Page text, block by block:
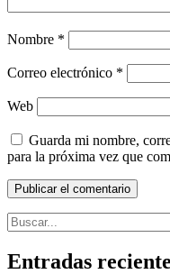
Nombre *
Correo electrónico *
Web
Guarda mi nombre,
para la próxima vez que
Buscar:
Entradas